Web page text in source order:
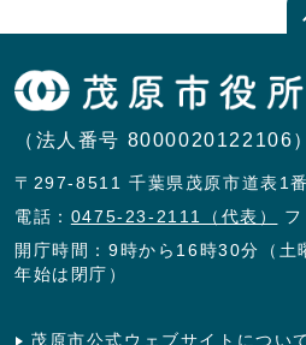
（法人番号 8000020122106）
〒297-8511 千葉県茂原市道表1
電話： 0475-23-2111（代表）
開庁時間：9時から16時30分（土
年始は閉庁）
茂原市公式ウェブサイトについ